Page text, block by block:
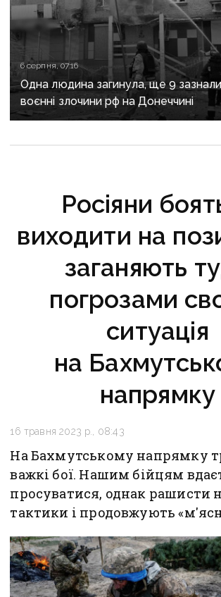
6 серпня, 07:16
Одна людина загинула, ще 9
воєнні злочини рф на Донеччині
Росіяни
виходити на
заганяють
погрозами
ситуація
на
напрямку
16 травня 2023 р., 08:43
На Бахмутському напрямку
важкі бої. Нашим бійцям
просуватися, однак рашисти
тактики і продовжують